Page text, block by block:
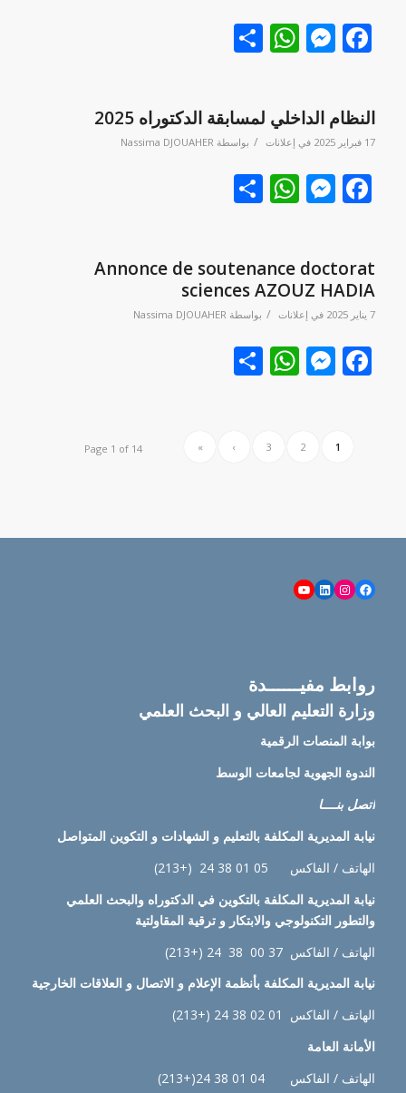
Facebook
Messenger
WhatsApp
نشر
النظام الداخلي لمسابقة الدكتوراه 2025
17 فبراير 2025 في إعلانات / بواسطة Nassima DJOUAHER
Facebook
Messenger
WhatsApp
نشر
Annonce de soutenance doctorat
sciences AZOUZ HADIA
7 يناير 2025 في إعلانات / بواسطة Nassima DJOUAHER
Facebook
Messenger
WhatsApp
نشر
Page 1 of 14 1
2
3
›
»
Facebook
Instagram
LinkedIn
YouTube
روابط مفيــــــدة
وزارة التعليم العالي و البحث العلمي
بوابة المنصات الرقمية
الندوة الجهوية لجامعات الوسط
اتصل بنــــا
نيابة المديرية المكلفة بالتعليم و الشهادات و التكوين المتواصل
الهاتف / الفاكس 05 01 38 24 (+213)
نيابة المديرية المكلفة بالتكوين في الدكتوراه والبحث العلمي
والتطور التكنولوجي والابتكار و ترقية المقاولتية
الهاتف / الفاكس 37 00 38 24 (+213)
نيابة المديرية المكلفة بأنظمة الإعلام و الاتصال و العلاقات الخارجية
الهاتف / الفاكس 01 02 38 24 (+213)
الأمانة العامة
الهاتف / الفاكس 04 01 38 24(+213)